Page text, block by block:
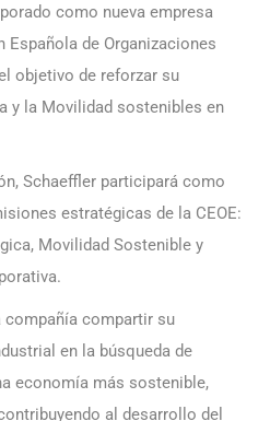
como nueva empresa
de Organizaciones
objetivo de reforzar su
y la Movilidad sostenibles en
Schaeffler participará como
estratégicas de la CEOE:
Movilidad Sostenible y
compañía compartir su
en la búsqueda de
economía más sostenible,
al desarrollo del